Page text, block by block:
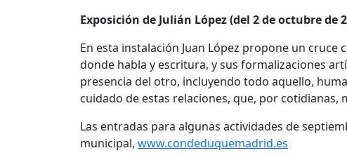
Exposición de Julián López (del 2 de octubre de
En esta instalación Juan López propone un
donde habla y escritura, y sus formalizaciones
presencia del otro, incluyendo todo aquello,
cuidado de estas relaciones, que, por cotidianas,
Las entradas para algunas actividades de
municipal, www.condeduquemadrid.es